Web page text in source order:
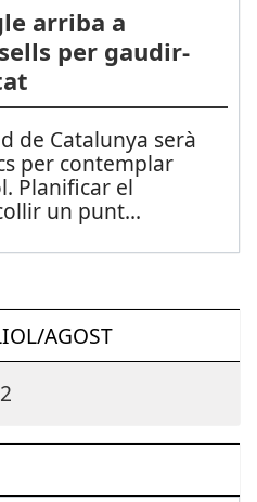
arriba a
per gaudir-
de Catalunya serà
per contemplar
Planificar el
un punt...
AGOST